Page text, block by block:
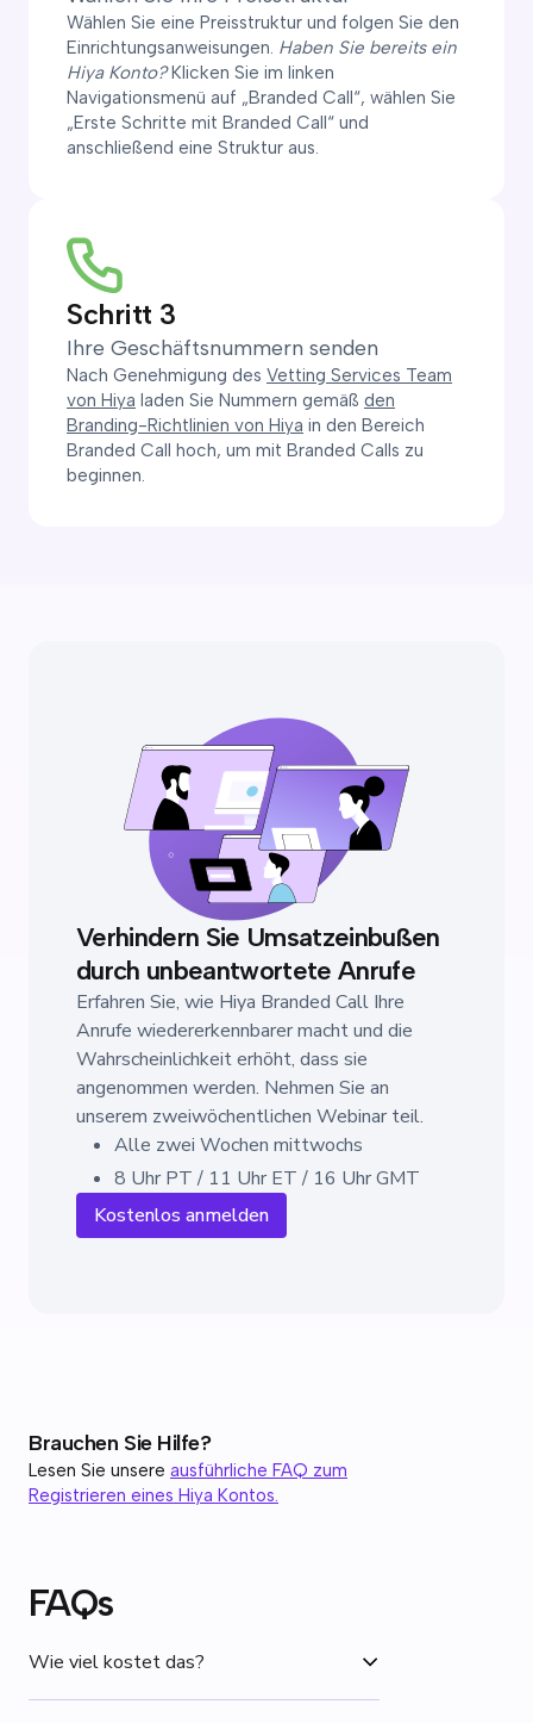
Wählen Sie eine Preisstruktur und folgen Sie den
Einrichtungsanweisungen. Haben Sie bereits ein
Hiya Konto?Klicken Sie im linken
Navigationsmenü auf „Branded Call“, wählen Sie
„Erste Schritte mit Branded Call“ und
anschließend eine Struktur aus.
Schritt 3
Ihre Geschäftsnummern senden
Nach Genehmigung des Vetting Services Team
von Hiya laden Sie Nummern gemäß den
Branding-Richtlinien von Hiya in den Bereich
Branded Call hoch, um mit Branded Calls zu
beginnen.
Verhindern Sie Umsatzeinbußen
durch unbeantwortete Anrufe
Erfahren Sie, wie Hiya Branded Call Ihre
Anrufe wiedererkennbarer macht und die
Wahrscheinlichkeit erhöht, dass sie
angenommen werden. Nehmen Sie an
unserem zweiwöchentlichen Webinar teil.
Alle zwei Wochen mittwochs
8 Uhr PT / 11 Uhr ET / 16 Uhr GMT
Kostenlos anmelden
Brauchen Sie Hilfe?
Lesen Sie unsere ausführliche FAQ zum
Registrieren eines Hiya Kontos.
FAQs
Wie viel kostet das?